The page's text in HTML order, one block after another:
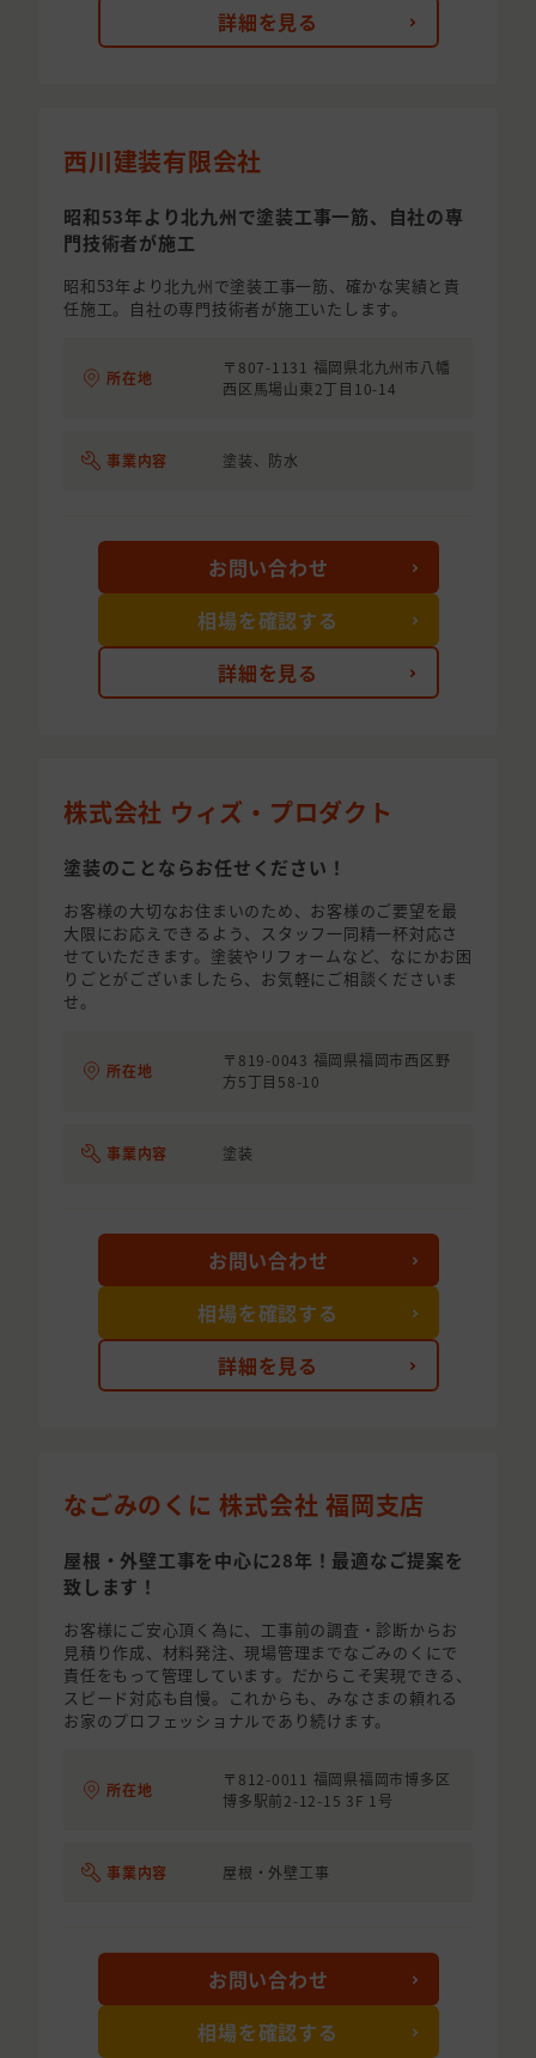
詳細を見る
西川建装有限会社
昭和53年より北九州で塗装工事一筋、自社の専
門技術者が施工
昭和53年より北九州で塗装工事一筋、確かな実績と責
任施工。自社の専門技術者が施工いたします。
所在地
〒807-1131 福岡県北九州市八幡
西区馬場山東2丁目10-14
事業内容 塗装、防水
詳細を見る
お問い合わせ
相場を確認する
株式会社 ウィズ・プロダクト
塗装のことならお任せください！
お客様の大切なお住まいのため、お客様のご要望を最
大限にお応えできるよう、スタッフ一同精一杯対応さ
せていただきます。塗装やリフォームなど、なにかお困
りごとがございましたら、お気軽にご相談くださいま
せ。
所在地
〒819-0043 福岡県福岡市西区野
方5丁目58-10
事業内容 塗装
詳細を見る
お問い合わせ
相場を確認する
なごみのくに 株式会社 福岡支店
屋根・外壁工事を中心に28年！最適なご提案を
致します！
お客様にご安心頂く為に、工事前の調査・診断からお
見積り作成、材料発注、現場管理までなごみのくにで
責任をもって管理しています。だからこそ実現できる、
スピード対応も自慢。これからも、みなさまの頼れる
お家のプロフェッショナルであり続けます。
所在地
〒812-0011 福岡県福岡市博多区
博多駅前2-12-15 3F 1号
事業内容 屋根・外壁工事
お問い合わせ
相場を確認する